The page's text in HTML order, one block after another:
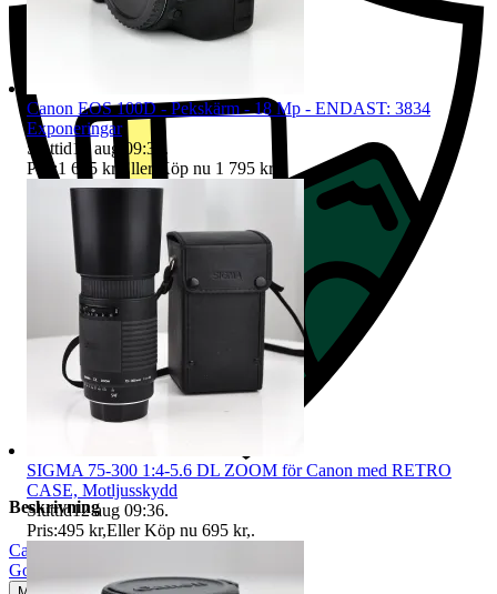
Beskrivning
Canon
Gott använt skick
Canon EOS 100D - Pekskärm - 18 Mp - ENDAST: 3834
Exponeringar
Sluttid12 aug 09:33
.
Pris:1 695 kr Eller Köp nu 1 795 kr
SIGMA 75-300 1:4-5.6 DL ZOOM för Canon med RETRO
CASE, Motljusskydd
Sluttid12 aug 09:36.
Pris:495 kr,Eller Köp nu 695 kr,.